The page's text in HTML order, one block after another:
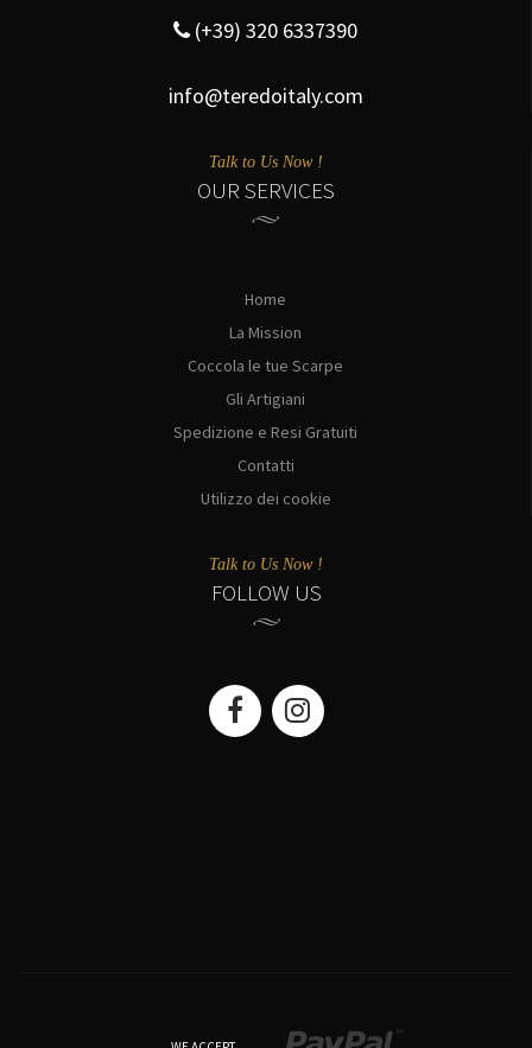
(+39) 320 6337390
info@teredoitaly.com
Talk to Us Now !
OUR SERVICES
Home
La Mission
Coccola le tue Scarpe
Gli Artigiani
Spedizione e Resi Gratuiti
Contatti
Utilizzo dei cookie
Talk to Us Now !
FOLLOW US